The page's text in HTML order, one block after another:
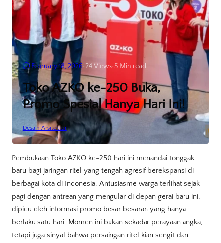
February 18, 2026•24Views•5 Min read
Toko AZKO ke-250 Buka,
Promo Spesial Hanya Hari Ini!
Desain Arsitektur
Pembukaan Toko AZKO ke-250 hari ini menandai tonggak
baru bagi jaringan ritel yang tengah agresif berekspansi di
berbagai kota di Indonesia. Antusiasme warga terlihat sejak
pagi dengan antrean yang mengular di depan gerai baru ini,
dipicu oleh informasi promo besar besaran yang hanya
berlaku satu hari. Momen ini bukan sekadar perayaan angka,
tetapi juga sinyal bahwa persaingan ritel kian sengit dan